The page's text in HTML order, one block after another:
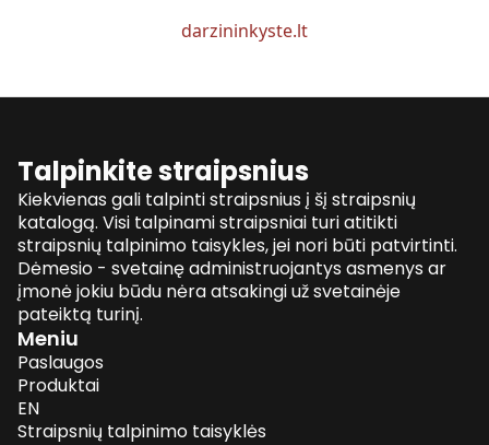
darzininkyste.lt
Talpinkite straipsnius
Kiekvienas gali talpinti straipsnius į šį straipsnių
katalogą. Visi talpinami straipsniai turi atitikti
straipsnių talpinimo taisykles, jei nori būti patvirtinti.
Dėmesio - svetainę administruojantys asmenys ar
įmonė jokiu būdu nėra atsakingi už svetainėje
pateiktą turinį.
Meniu
Paslaugos
Produktai
EN
Straipsnių talpinimo taisyklės